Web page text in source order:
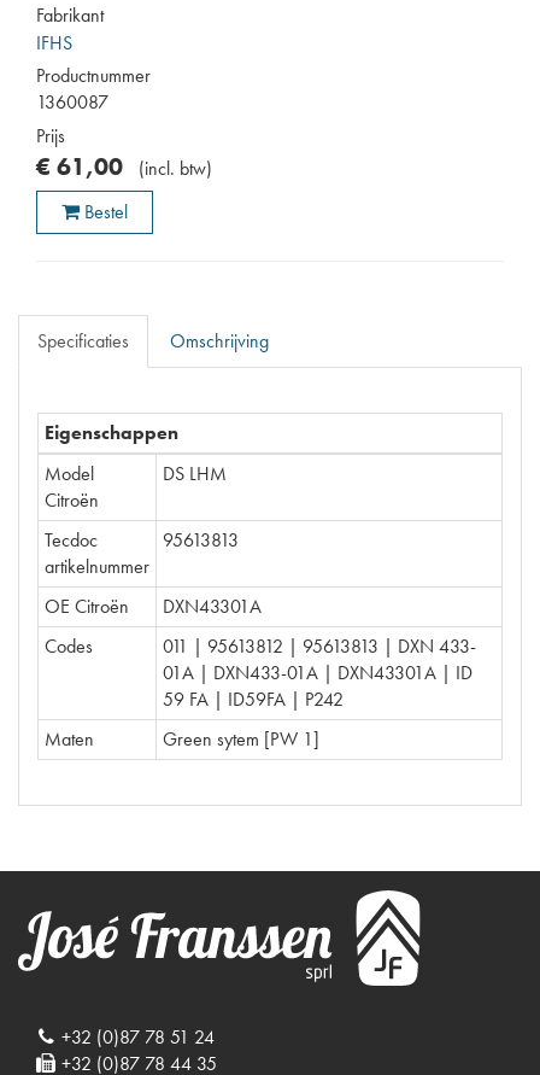
Fabrikant
IFHS
Productnummer
1360087
Prijs
€ 61,00 (incl. btw)
Bestel
Specificaties Omschrijving
Eigenschappen
Model
Citroën
DS LHM
Tecdoc
artikelnummer
95613813
OE Citroën
DXN43301A
Codes
011 | 95613812 | 95613813 | DXN 433-
01A | DXN433-01A | DXN43301A | ID
59 FA | ID59FA | P242
Maten
Green sytem [PW 1]
+32 (0)87 78 51 24
+32 (0)87 78 44 35